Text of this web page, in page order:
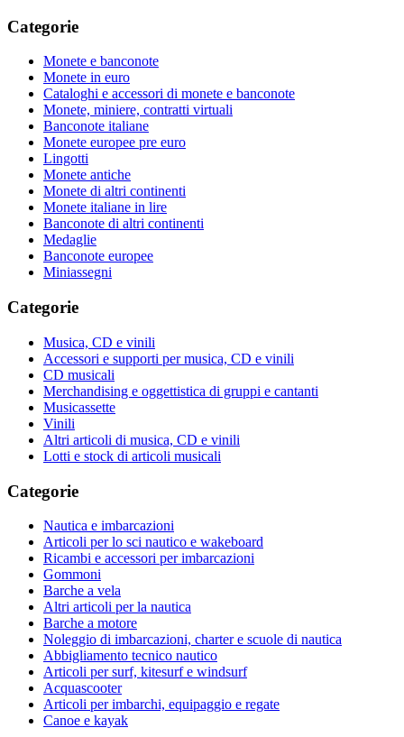
Categorie
Monete e banconote
Monete in euro
Cataloghi e accessori di monete e banconote
Monete, miniere, contratti virtuali
Banconote italiane
Monete europee pre euro
Lingotti
Monete antiche
Monete di altri continenti
Monete italiane in lire
Banconote di altri continenti
Medaglie
Banconote europee
Miniassegni
Categorie
Musica, CD e vinili
Accessori e supporti per musica, CD e vinili
CD musicali
Merchandising e oggettistica di gruppi e cantanti
Musicassette
Vinili
Altri articoli di musica, CD e vinili
Lotti e stock di articoli musicali
Categorie
Nautica e imbarcazioni
Articoli per lo sci nautico e wakeboard
Ricambi e accessori per imbarcazioni
Gommoni
Barche a vela
Altri articoli per la nautica
Barche a motore
Noleggio di imbarcazioni, charter e scuole di nautica
Abbigliamento tecnico nautico
Articoli per surf, kitesurf e windsurf
Acquascooter
Articoli per imbarchi, equipaggio e regate
Canoe e kayak